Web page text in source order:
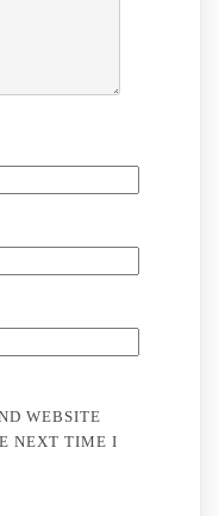
WEBSITE
NEXT TIME I